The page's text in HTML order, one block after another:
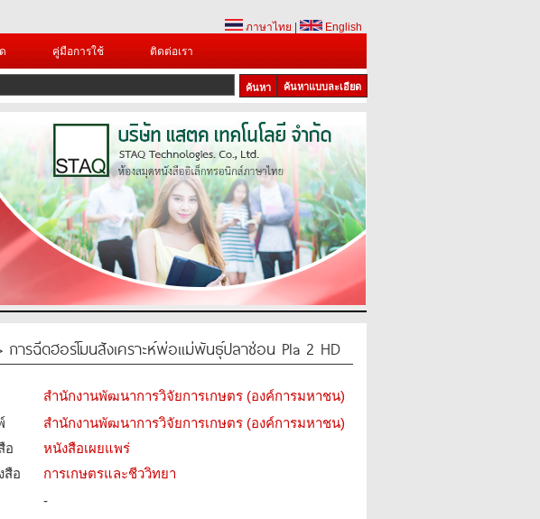
ภาษาไทย
English
คู่มือการใช้ ติดต่อเรา
ค้นหาแบบละเอียด
การฉีดฮอร์โมนสังเคราะห์พ่อแม่พันธุ์ปลาช่อน Pla 2 HD
สำนักงานพัฒนาการวิจัยการเกษตร (องค์การมหาชน)
สำนักงานพัฒนาการวิจัยการเกษตร (องค์การมหาชน)
อ­
หนังสือเผยแพร่
สือ­
การเกษตรและชีววิทยา
-